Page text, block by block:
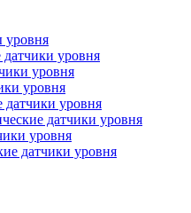
уровня
уровня
уровня
уровня
датчики уровня
датчики уровня
уровня
датчики уровня